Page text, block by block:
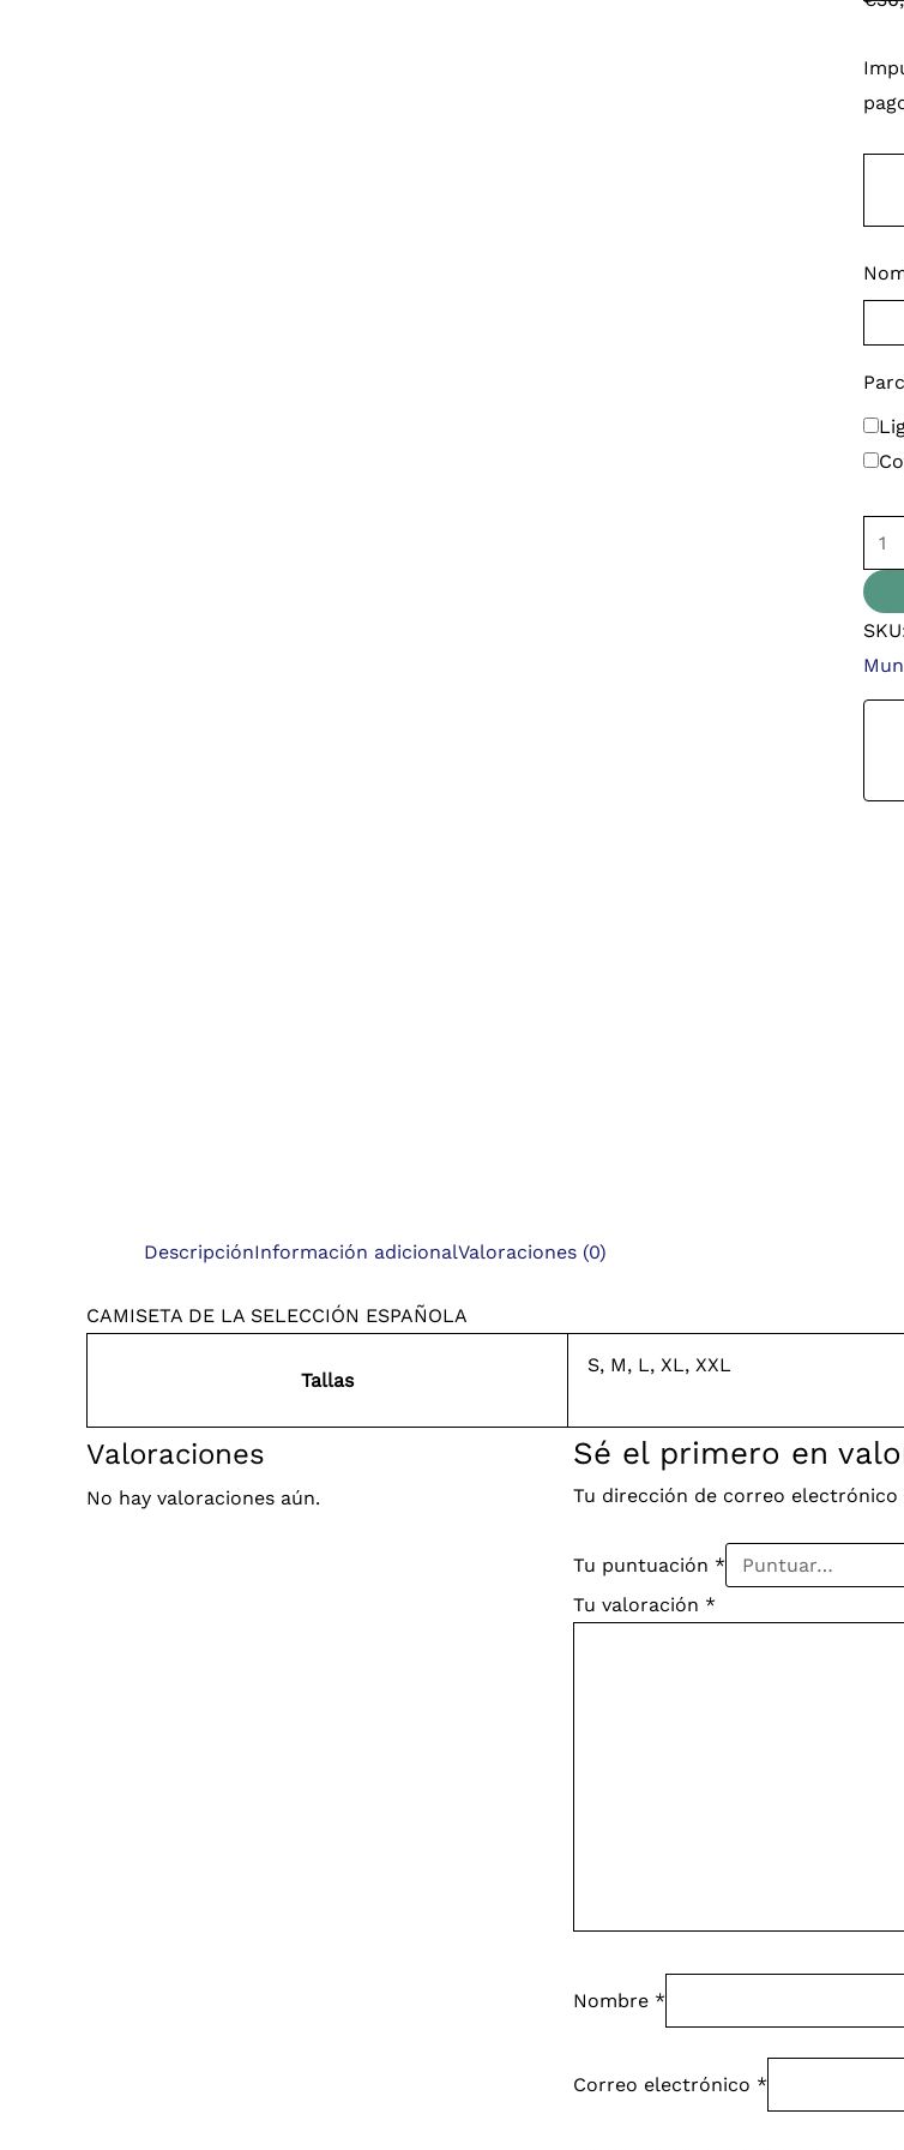
DescripciónInformación adicionalValoraciones (0)
CAMISETA DE LA SELECCIÓN ESPAÑOLA
Tallas
S, M, L, XL, XXL
Valoraciones
No hay valoraciones aún.
Sé el primero en
Tu dirección de correo electrónico
Tu puntuación *
Tu valoración *
Nombre *
Correo electrónico *